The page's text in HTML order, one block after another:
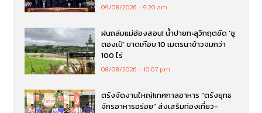
09/08/2026 9:20 am
ฝนถล่มแม่ฮ่องสอน! น้ำปายทะลุวิกฤตซัด ‘ซู
ตองเป้’ ขาดเกือบ 10 เมตรนาข้าวจมกว่า
100 ไร่
08/08/2026 10:07 pm
ตรังจัดงานใหญ่!เทศกาลอาหาร “ตรังยุทธ
จักรอาหารอร่อย” ส่งเสริมท่องเที่ยว-